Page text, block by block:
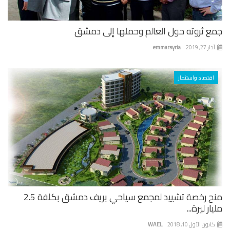
ثروته حول العالم وحملها إلى دمشق
emmarsyria 27, 2019
اقتصاد واستثمار
منح رخصة تشييد لمجمع سياحي بريف دمشق بكلفة 2.5
ليرة...
WAEL الأول 10, 2018